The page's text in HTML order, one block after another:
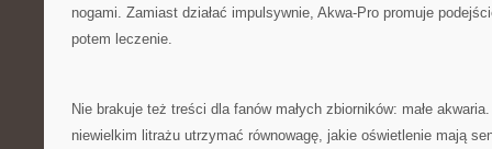
nogami. Zamiast działać impulsywnie, Akwa-Pro promuje
potem leczenie.
Nie brakuje też treści dla fanów małych zbiorników: małe
niewielkim litrażu utrzymać równowagę, jakie oświetlenie mają